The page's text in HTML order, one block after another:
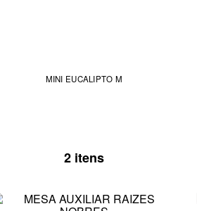
MINI EUCALIPTO M
2 itens